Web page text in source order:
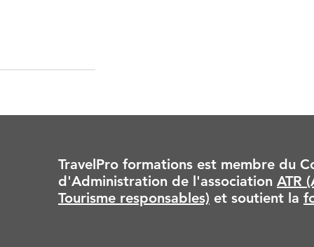
TravelPro formations est membre du
d'Administration de l'association ATR
Tourisme responsables) et soutient la